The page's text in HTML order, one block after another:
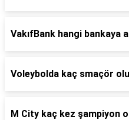
VakıfBank hangi bankaya
Voleybolda kaç smaçör
M City kaç kez şampiyon